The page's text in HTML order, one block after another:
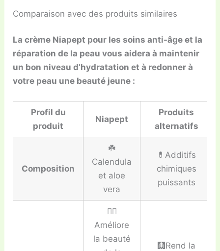
Comparaison avec des produits similaires
La crème Niapept pour les soins anti-âge et la
réparation de la peau vous aidera à maintenir
un bon niveau d’hydratation et à redonner à
votre peau une beauté jeune :
Profil du
produit
Niapept
Produits
alternatifs
Composition
☘️
Calendula
et aloe
vera
💊Additifs
chimiques
puissants
👍🏼
Améliore
la beauté
🩻Rend la